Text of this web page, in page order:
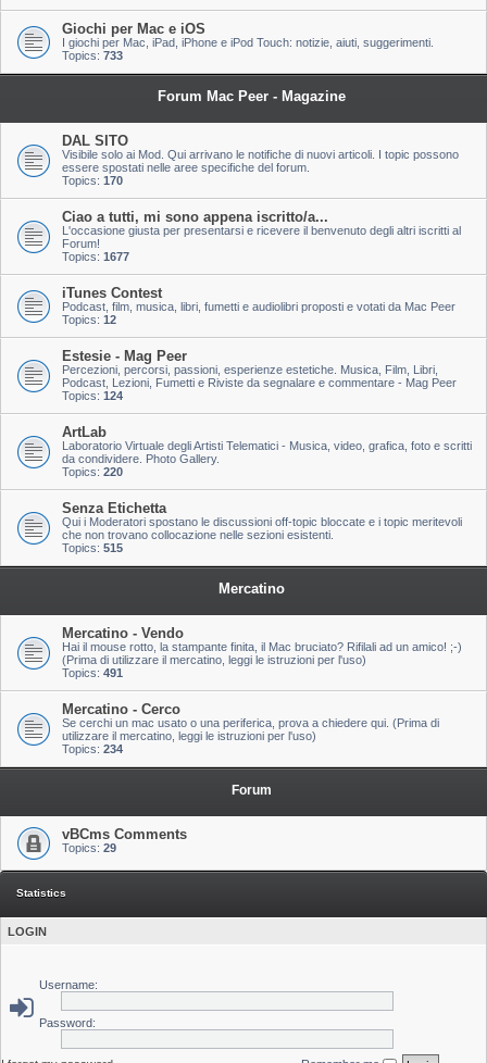
Giochi per Mac e iOS
I giochi per Mac, iPad, iPhone e iPod Touch: notizie, aiuti, suggerimenti.
Topics: 733
Forum Mac Peer - Magazine
DAL SITO
Visibile solo ai Mod. Qui arrivano le notifiche di nuovi articoli. I topic possono
essere spostati nelle aree specifiche del forum.
Topics: 170
Ciao a tutti, mi sono appena iscritto/a...
L'occasione giusta per presentarsi e ricevere il benvenuto degli altri iscritti al
Forum!
Topics: 1677
iTunes Contest
Podcast, film, musica, libri, fumetti e audiolibri proposti e votati da Mac Peer
Topics: 12
Estesie - Mag Peer
Percezioni, percorsi, passioni, esperienze estetiche. Musica, Film, Libri,
Podcast, Lezioni, Fumetti e Riviste da segnalare e commentare - Mag Peer
Topics: 124
ArtLab
Laboratorio Virtuale degli Artisti Telematici - Musica, video, grafica, foto e scritti
da condividere. Photo Gallery.
Topics: 220
Senza Etichetta
Qui i Moderatori spostano le discussioni off-topic bloccate e i topic meritevoli
che non trovano collocazione nelle sezioni esistenti.
Topics: 515
Mercatino
Mercatino - Vendo
Hai il mouse rotto, la stampante finita, il Mac bruciato? Rifilali ad un amico! ;-)
(Prima di utilizzare il mercatino, leggi le istruzioni per l'uso)
Topics: 491
Mercatino - Cerco
Se cerchi un mac usato o una periferica, prova a chiedere qui. (Prima di
utilizzare il mercatino, leggi le istruzioni per l'uso)
Topics: 234
Forum
vBCms Comments
Topics: 29
Statistics
LOGIN
Username:
Password: